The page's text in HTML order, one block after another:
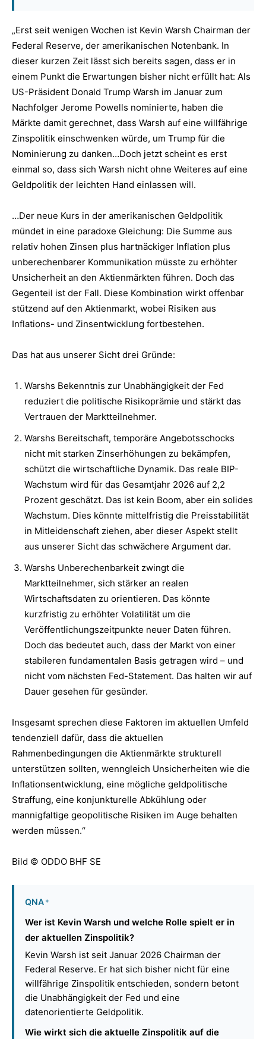
„Erst seit wenigen Wochen ist Kevin Warsh Chairman der
Federal Reserve, der amerikanischen Notenbank. In
dieser kurzen Zeit lässt sich bereits sagen, dass er in
einem Punkt die Erwartungen bisher nicht erfüllt hat: Als
US-Präsident Donald Trump Warsh im Januar zum
Nachfolger Jerome Powells nominierte, haben die
Märkte damit gerechnet, dass Warsh auf eine willfährige
Zinspolitik einschwenken würde, um Trump für die
Nominierung zu danken…Doch jetzt scheint es erst
einmal so, dass sich Warsh nicht ohne Weiteres auf eine
Geldpolitik der leichten Hand einlassen will.
…Der neue Kurs in der amerikanischen Geldpolitik
mündet in eine paradoxe Gleichung: Die Summe aus
relativ hohen Zinsen plus hartnäckiger Inflation plus
unberechenbarer Kommunikation müsste zu erhöhter
Unsicherheit an den Aktienmärkten führen. Doch das
Gegenteil ist der Fall. Diese Kombination wirkt offenbar
stützend auf den Aktienmarkt, wobei Risiken aus
Inflations- und Zinsentwicklung fortbestehen.
Das hat aus unserer Sicht drei Gründe:
Warshs Bekenntnis zur Unabhängigkeit der Fed
reduziert die politische Risikoprämie und stärkt das
Vertrauen der Marktteilnehmer.
Warshs Bereitschaft, temporäre Angebotsschocks
nicht mit starken Zinserhöhungen zu bekämpfen,
schützt die wirtschaftliche Dynamik. Das reale BIP-
Wachstum wird für das Gesamtjahr 2026 auf 2,2
Prozent geschätzt. Das ist kein Boom, aber ein solides
Wachstum. Dies könnte mittelfristig die Preisstabilität
in Mitleidenschaft ziehen, aber dieser Aspekt stellt
aus unserer Sicht das schwächere Argument dar.
Warshs Unberechenbarkeit zwingt die
Marktteilnehmer, sich stärker an realen
Wirtschaftsdaten zu orientieren. Das könnte
kurzfristig zu erhöhter Volatilität um die
Veröffentlichungszeitpunkte neuer Daten führen.
Doch das bedeutet auch, dass der Markt von einer
stabileren fundamentalen Basis getragen wird – und
nicht vom nächsten Fed-Statement. Das halten wir auf
Dauer gesehen für gesünder.
Insgesamt sprechen diese Faktoren im aktuellen Umfeld
tendenziell dafür, dass die aktuellen
Rahmenbedingungen die Aktienmärkte strukturell
unterstützen sollten, wenngleich Unsicherheiten wie die
Inflationsentwicklung, eine mögliche geldpolitische
Straffung, eine konjunkturelle Abkühlung oder
mannigfaltige geopolitische Risiken im Auge behalten
werden müssen.“
Bild © ODDO BHF SE
QNA*
Wer ist Kevin Warsh und welche Rolle spielt er in
der aktuellen Zinspolitik?
Kevin Warsh ist seit Januar 2026 Chairman der
Federal Reserve. Er hat sich bisher nicht für eine
willfährige Zinspolitik entschieden, sondern betont
die Unabhängigkeit der Fed und eine
datenorientierte Geldpolitik.
Wie wirkt sich die aktuelle Zinspolitik auf die